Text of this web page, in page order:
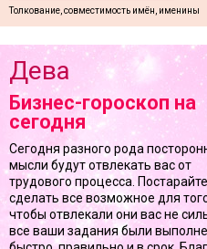
Толкование, совместимость имён, именины
Дева
Бизнес-гороскоп на
сегодня
Сегодня разного рода
мысли будут отвлекать вас от
трудового процесса.
сделать все возможное для
чтобы отвлекали они вас не
все ваши задания были